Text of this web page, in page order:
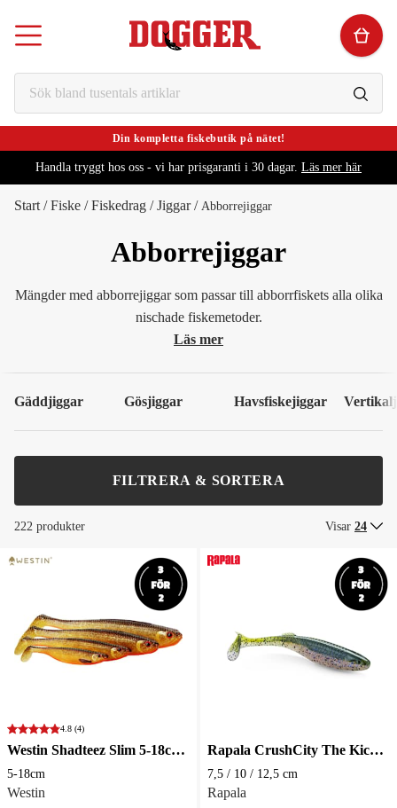
Din kompletta fiskebutik på nätet!
Handla tryggt hos oss - vi har prisgaranti i 30 dagar. Läs mer här
Start /Fiske /Fiskedrag /Jiggar/ Abborrejiggar
Abborrejiggar
Mängder med abborrejiggar som passar till abborrfiskets alla olika
nischade fiskemetoder.
Läs mer
Gäddjiggar Gösjiggar Havsfiskejiggar
FILTRERA & SORTERA
222 produkter Visar 24
4.8 (4)
Westin Shadteez Slim 5-18cm Jigg
5-18cm
Westin
Rapala CrushCity The Kickman Jigg
7,5 / 10 / 12,5 cm
Rapala